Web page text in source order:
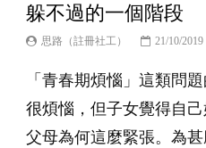
躲不過的一個階段
思路（註冊社工） 21/10/2019
「青春期煩惱」這類問
很煩惱，但子女覺得自
父母為何這麼緊張。為